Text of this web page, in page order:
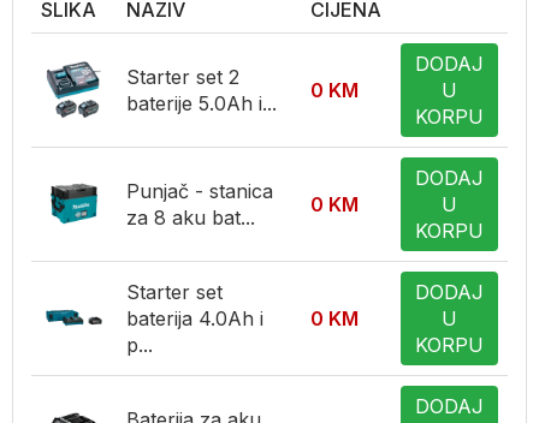
SLIKA NAZIV CIJENA
Starter set 2
baterije 5.0Ah i...
0 KM
DODAJ
U
KORPU
Punjač - stanica
za 8 aku bat...
0 KM
DODAJ
U
KORPU
Starter set
baterija 4.0Ah i
p...
0 KM
DODAJ
U
KORPU
DODAJ